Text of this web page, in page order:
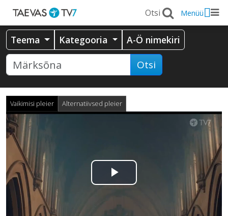
Menüü
Teema Kategooria A-Ö nimekiri
Otsi
Vaikimisi pleier Alternatiivsed pleier
Esita
video